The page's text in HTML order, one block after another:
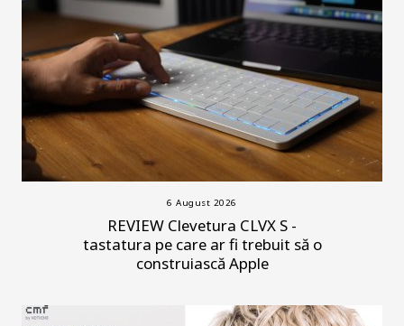
6 August 2026
REVIEW Clevetura CLVX S -
tastatura pe care ar fi trebuit să o
construiască Apple